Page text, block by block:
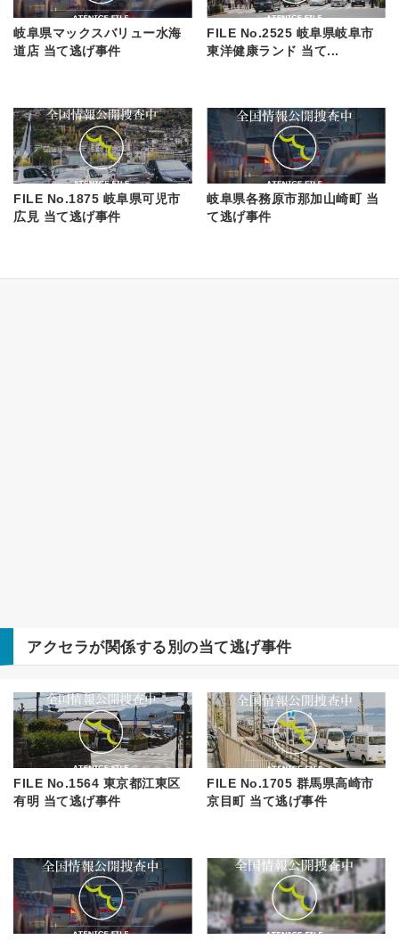
岐阜県マックスバリュー水海
道店 当て逃げ事件
FILE No.2525 岐阜県岐阜市
東洋健康ランド 当て...
FILE No.1875 岐阜県可児市
広見 当て逃げ事件
岐阜県各務原市那加山崎町 当
て逃げ事件
アクセラが関係する別の当て逃げ事件
FILE No.1564 東京都江東区
有明 当て逃げ事件
FILE No.1705 群馬県高崎市
京目町 当て逃げ事件